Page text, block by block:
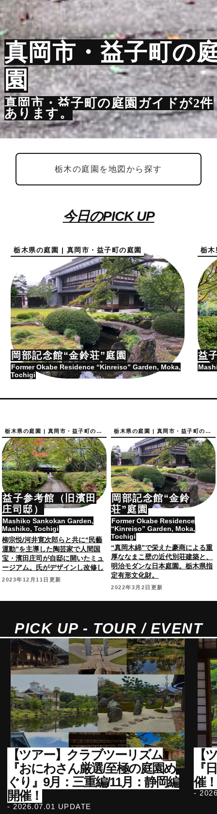
真岡市・益子町の
園
真岡市・益子町の庭園ガイドが2件
あります。
栃木の庭園を地図から探す
今日のPICK UP
栃木県の庭園 | 真岡市・益子町の庭園
岡部記念館“金鈴荘”庭園
Former Okabe Residence “Kinreiso” Garden, Moka,
Tochigi
栃
益
栃木県の庭園 | 真岡市・益子町の庭園
益子参考館（旧濱田
庄司邸）
Mashiko Sankokan Garden,
Mashiko, Tochigi
柳宗悦/河井寛次郎らと共に“民藝
運動”を主導した陶芸家で人間国
宝・濱田庄司が自邸に開いたミュ
ージアム。氏がデザインし改修し
た建築や自然にあふれたお庭も。
2023年12月11日更新
栃木県の庭園 | 真岡市・益子町の庭園
岡部記念館“金鈴
荘”庭園
Former Okabe Residence
“Kinreiso” Garden, Moka,
Tochigi
“真岡木綿”で栄えた豪商による重
厚ななまこ壁の近代別荘建築と、
明治モダンな日本庭園。栃木県指
定有形文化財。
2022年3月2日更新
PICK UP - TOUR / EVENT
【ツアー】クラブツーリズム
『おにわさん厳選/至極の庭園め
ぐり』9月：三重編/11月：静岡編
開催！
- 2026.07.01 UPDATE
【
『
催
-